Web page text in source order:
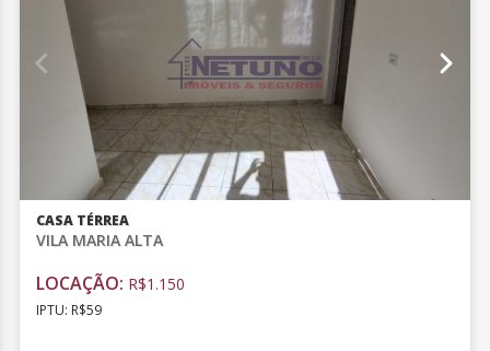
CASA TÉRREA
VILA MARIA ALTA
LOCAÇÃO: R$1.150
IPTU: R$59